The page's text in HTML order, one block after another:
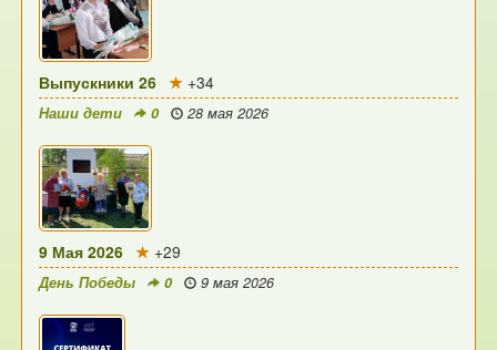
Выпускники 26 +34
Наши дети 0 28 мая 2026
9 Мая 2026 +29
День Победы 0 9 мая 2026